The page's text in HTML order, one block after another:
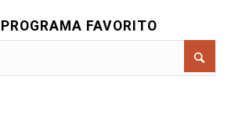
FAVORITO